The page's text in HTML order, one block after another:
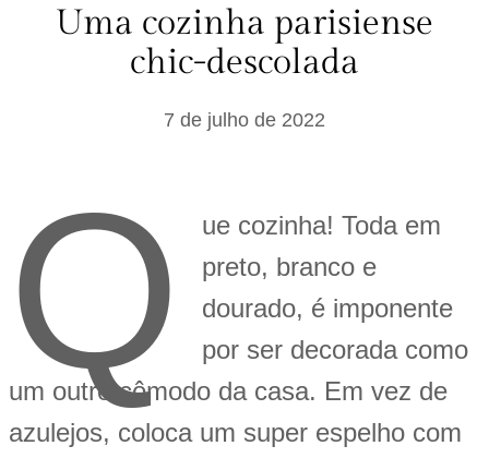
Uma cozinha parisiense
chic-descolada
7 de julho de 2022
Q
ue cozinha! Toda em
preto, branco e
dourado, é imponente
por ser decorada como
um outro cômodo da casa. Em vez de
azulejos, coloca um super espelho com